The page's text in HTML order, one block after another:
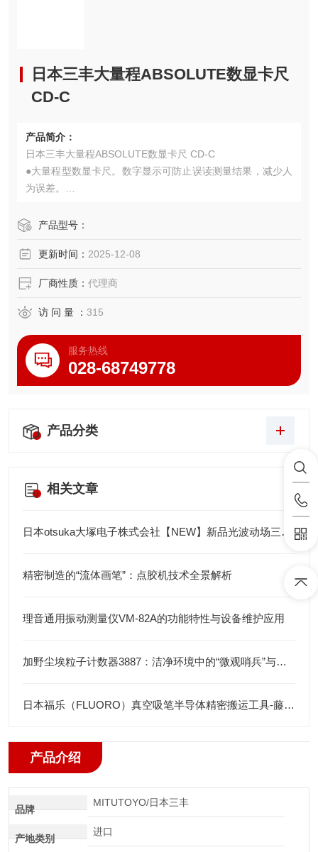
日本三丰大量程ABSOLUTE数显卡尺
CD-C
产品简介：
日本三丰大量程ABSOLUTE数显卡尺 CD-C
●大量程型数显卡尺。数字显示可防止误读测量结果，减少人
为误差。
置零。此外，不会发生超速错误。
数据网络系统。
产品型号：
更新时间： 2025-12-08
厂商性质： 代理商
访 问 量 ： 315
服务热线
028-68749778
产品分类
相关文章
日本otsuka大塚电子株式会社【NEW】新品光波动场三次元显微镜MINUK
精密制造的“流体画笔”：点胶机技术全景解析
理音通用振动测量仪VM-82A的功能特性与设备维护应用
加野尘埃粒子计数器3887：洁净环境中的“微观哨兵”与洁净度“审计官”
日本福乐（FLUORO）真空吸笔半导体精密搬运工具-藤田光学
产品介绍
品牌
MITUTOYO/日本三丰
产地类别
进口